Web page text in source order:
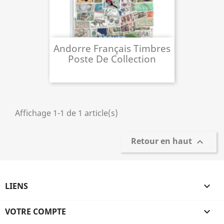
Andorre Français Timbres
Poste De Collection
Affichage 1-1 de 1 article(s)
Retour en haut 
LIENS 
VOTRE COMPTE 